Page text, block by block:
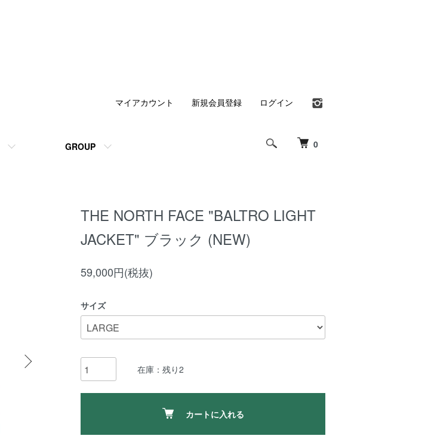
0
GROUP
マイアカウント 新規会員登録 ログイン
THE NORTH FACE "BALTRO LIGHT
JACKET" ブラック (NEW)
59,000円(税抜)
サイズ
在庫：残り2
カートに入れる